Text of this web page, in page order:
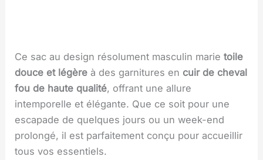
Ce sac au design résolument masculin marietoile
douce et légère à des garnitures en cuir de cheval
fou de haute qualité, offrant une allure
intemporelle et élégante. Que ce soit pour une
escapade de quelques jours ou un week-end
prolongé, il est parfaitement conçu pour accueillir
tous vos essentiels.